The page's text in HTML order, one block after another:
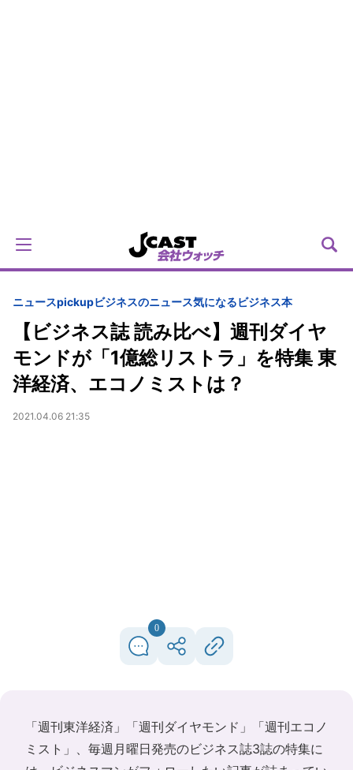
ニュースpickupビジネスのニュース気になるビジネス本
【ビジネス誌 読み比べ】週刊ダイヤ
モンドが「1億総リストラ」を特集 東
洋経済、エコノミストは？
2021.04.06 21:35
0
「週刊東洋経済」「週刊ダイヤモンド」「週刊エコノ
ミスト」、毎週月曜日発売のビジネス誌3誌の特集に